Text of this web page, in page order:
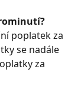
poplatek za
se nadále
za